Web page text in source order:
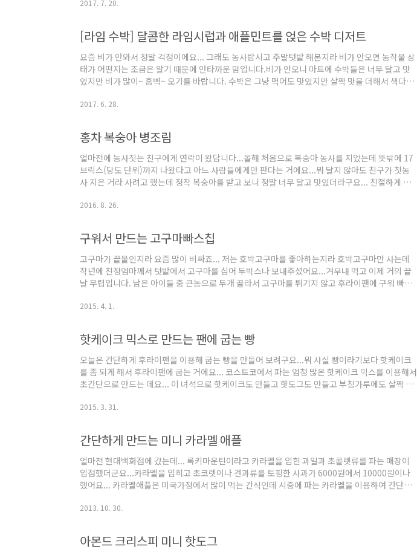
모듬 그라탕을 만들어 봅니다.살구, 자두, 복숭아, 천도복숭아, 체리 등 다섯가지 핵과일을 가지고
류생크림 300ml달걀 노른자 4개설탕 100g코앵트로 1t 과일들은 껍질채 사용하기 때문에 깨끗이
씻어 물기를 잘 닦아 ..
2017. 7. 20.
[라임 수박] 달콤한 라임시럽과 애플민트를 얹은 수박 디저트
요즘 비가 안와서 정말 걱정이에요... 그래도 농사랍시고 주말텃밭 해본지라 비가 안오면 농작물 상
태가 어떤지는 조금은 알기 때문에 안타까운 맘입니다.비가 안오니 마트에 수박들은 너무 달고 맛
있지만 비가 많이~ 흠뻑~ 오기를 바랍니다. 수박은 그냥 먹어도 맛있지만 살짝 맛을 더해서 색다른
료]수박 1/4라임 1개설탕 30g애플민트잎 1줄기 먼저 라임으로 껍질을 갈은 제스트와 즙을 만듭니
없으면 그냥 강판에 갈거나 얇게 껍질을 벗겨 잘게 채썰면 됩니다. 이걸로 만들면 좀 모양이 예쁘고
쉽게 만들수 있죠... 껍질을 벗겨낸..
2017. 6. 28.
홍차 복숭아 병조림
얼마전에 농사짓는 친구에게 연락이 왔답니다...올해 처음으로 복숭아 농사를 지었는데 뜻밖에 17
브릭스(당도 단위)까지 나왔다고 아느 사람들에게만 판다는 거에요...뭐 달지 않아도 친구가 첫농
사 지은 거라 사려고 했는데 정작 복숭아를 받고 보니 정말 너무 달고 맛있더라구요... 친절하게 맛
고 싶으시면 이분에게~ 모양도 너무 탐스럽고 이뻐요~~ 복숭아 향이 듬뿍 느껴지는 달달함~ 쨈용
래서 상한 부분 도려내고 복숭아 병조림을 만들기로 했습니다.일단 병 소독해서 뒤집어 놨다가 다
시 똑바로 세워 놓음 병 속까지 완..
2016. 8. 26.
구워서 만드는 고구마빠스칩
고구마가 끝물인지라 요즘 많이 비싸죠... 저는 호박고구마를 좋아하는지라 호박고구마만 사는데
작년에 친정엄마께서 텃밭에서 고구마를 심어 두박스나 보내주셨어요...겨우내 먹고 이제 거의 끝
날 무렵입니다. 남은 아이들 중 큰놈으로 두개 골라서 고구마를 튀기지 않고 후라이팬에 구워 빠스
더라구요... [재료]고구마 2개식용유 1큰술설탕 1큰술 먼저 고구마를 0.3~0.5Cm 정도 두께로 얇
약불에서 젓가락으로 뒤집어 가며 구워줍니다. 이렇게 구운 고구마만 구어도 심심풀이 먹거리는 된
답니다~ 후라이팬에 식용유와 설탕을 넣..
2015. 4. 1.
핫케이크 믹스로 만드는 팬에 굽는 빵
오늘은 간단하게 후라이팬을 이용해 굽는 빵을 만들어 보려구요...뭐 사실 빵이라기보다 핫케이크
를 좀 되게 해서 후라이팬에 굽는 거에요... 코스트코에서 파는 엄청 많은 핫케이크 믹스를 이용해서
초간단으로 만드는 데요... 이 녀석으로 핫케이크도 만들고 핫도그도 만들고 부침가루에도 살짝 섞
300g우유(또는 물) 100g크랜베리 다진 것 50g구운 호두 다진 것 50g 먼저 핫케이크 믹스가루를
어주세요.보통의 핫케이크를 만들 때보다 훨씬 되직하게 반죽합니다. 우유나 물의 농도는 핫케이크
믹스의 종류에 따라 약간 조정하셔..
2015. 3. 31.
간단하게 만드는 미니 카라멜 애플
얼마전 현대백화점에 갔는데... 록키마운틴이라고 카라멜을 입힌 과일과 초콜렛류를 파는 매장이
입점했더군요...카라멜을 입히고 초코렛이나 견과류를 토핑한 사과가 6000원에서 10000원이나
했어요... 카라멜애플은 미국가정에서 많이 먹는 간식인데 시중에 파는 카라멜을 이용하여 간단하
판용 밀크캬라멜 30개우유 2큰술슬라이스 아몬드 반컵화이트 밀크커버춰 요즘 마트에 미니애플이
지만 요 미니애플을 이용해서 캬라멜 애플을 만들도록 할께요~ 미니 사과를 깨끗이 씻어서 꼭지 따
고 아래 부분을 사진처럼 칼로 살짝 도려내 줍니다..
2013. 10. 30.
아몬드 크리스피 미니 핫도그